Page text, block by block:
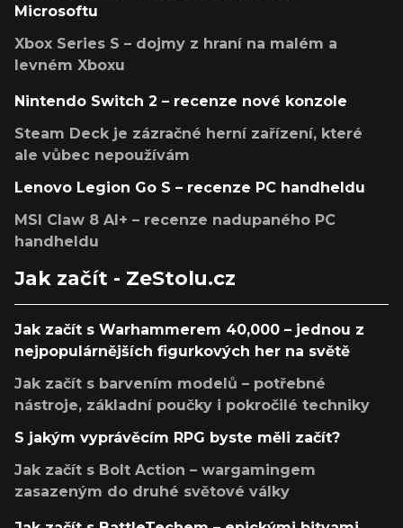
Microsoftu
Xbox Series S – dojmy z hraní na malém a
levném Xboxu
Nintendo Switch 2 – recenze nové konzole
Steam Deck je zázračné herní zařízení, které
ale vůbec nepoužívám
Lenovo Legion Go S – recenze PC handheldu
MSI Claw 8 AI+ – recenze nadupaného PC
handheldu
Jak začít - ZeStolu.cz
Jak začít s Warhammerem 40,000 – jednou z
nejpopulárnějších figurkových her na světě
Jak začít s barvením modelů – potřebné
nástroje, základní poučky i pokročilé techniky
S jakým vyprávěcím RPG byste měli začít?
Jak začít s Bolt Action – wargamingem
zasazeným do druhé světové války